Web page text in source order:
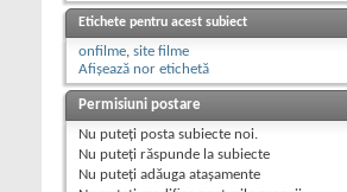
Etichete pentru acest subiect
onfilme, site filme
Afișează nor etichetă
Permisiuni postare
Nu puteţi posta subiecte noi.
Nu puteţi răspunde la subiecte
Nu puteţi adăuga ataşamente